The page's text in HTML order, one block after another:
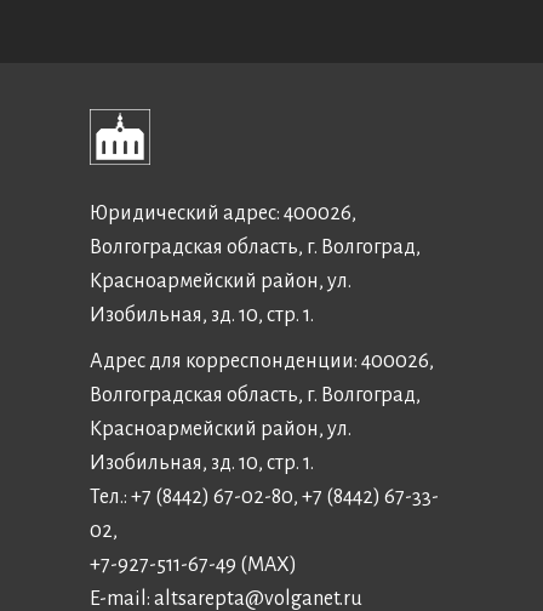
Юридический адрес: 400026,
Волгоградская область, г. Волгоград,
Красноармейский район, ул.
Изобильная, зд. 10, стр. 1.
Адрес для корреспонденции: 400026,
Волгоградская область, г. Волгоград,
Красноармейский район, ул.
Изобильная, зд. 10, стр. 1.
Тел.: +7 (8442) 67-02-80, +7 (8442) 67-33-
02,
+7-927-511-67-49 (MAX)
E-mail: altsarepta@volganet.ru